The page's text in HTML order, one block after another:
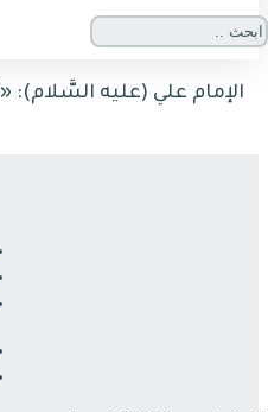
الإمام علي (عليه السَّلام): «